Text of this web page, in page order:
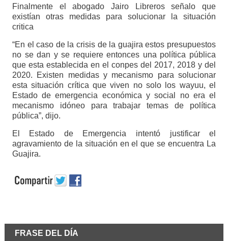
Finalmente el abogado Jairo Libreros señalo que
existían otras medidas para solucionar la situación
critica
“En el caso de la crisis de la guajira estos presupuestos
no se dan y se requiere entonces una política pública
que esta establecida en el conpes del 2017, 2018 y del
2020. Existen medidas y mecanismo para solucionar
esta situación crítica que viven no solo los wayuu, el
Estado de emergencia económica y social no era el
mecanismo idóneo para trabajar temas de política
pública”, dijo.
El Estado de Emergencia intentó justificar el
agravamiento de la situación en el que se encuentra La
Guajira.
FRASE DEL DÍA